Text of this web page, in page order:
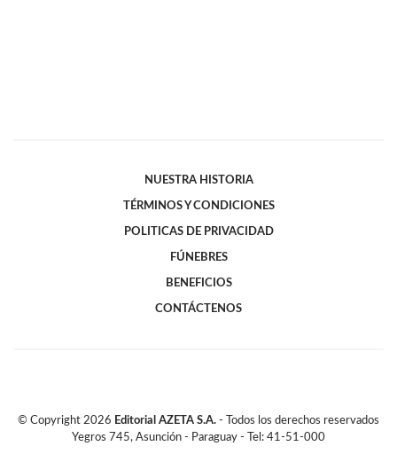
NUESTRA HISTORIA
TÉRMINOS Y CONDICIONES
POLITICAS DE PRIVACIDAD
FÚNEBRES
BENEFICIOS
CONTÁCTENOS
© Copyright 2026 Editorial AZETA S.A. - Todos los derechos reservados
Yegros 745, Asunción - Paraguay - Tel: 41-51-000